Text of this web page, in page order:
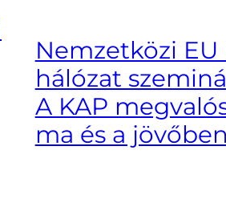
Nemzetközi EU
hálózat
A KAP
ma és a jövőben